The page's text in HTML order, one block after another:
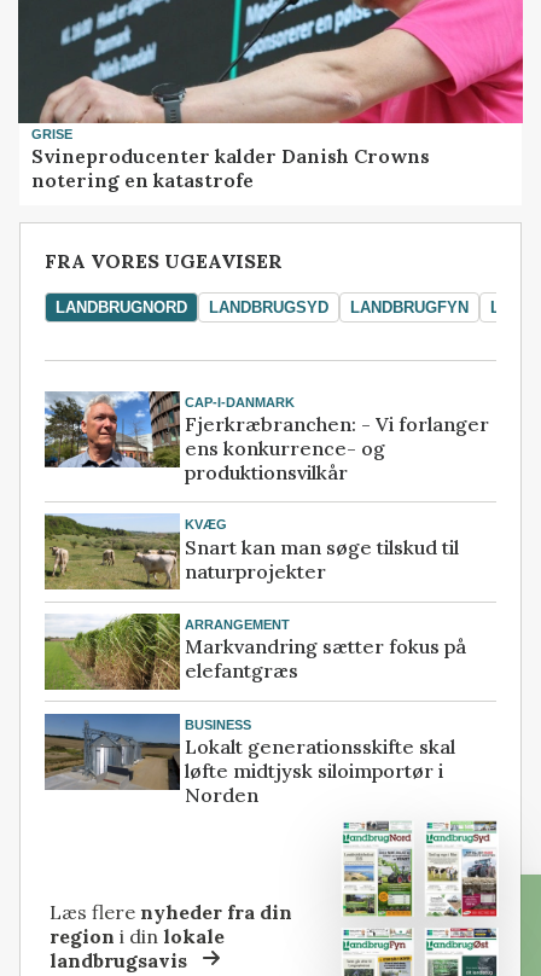
GRISE
Svineproducenter kalder Danish Crowns
notering en katastrofe
FRA VORES UGEAVISER
LANDBRUGNORD LANDBRUGSYD LANDBRUGFYN
CAP-I-DANMARK
Fjerkræbranchen: - Vi forlanger
ens konkurrence- og
produktionsvilkår
KVÆG
Snart kan man søge tilskud til
naturprojekter
ARRANGEMENT
Markvandring sætter fokus på
elefantgræs
BUSINESS
Lokalt generationsskifte skal
løfte midtjysk siloimportør i
Norden
Læs flere nyheder fra din
region i dinlokale
landbrugsavis